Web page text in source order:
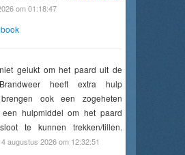
om 01:18:47
gelukt om het paard uit de
heeft extra hulp
ook een zogeheten
een hulpmiddel om het paard
te kunnen trekken/tillen.
augustus 2026 om 12:32:51